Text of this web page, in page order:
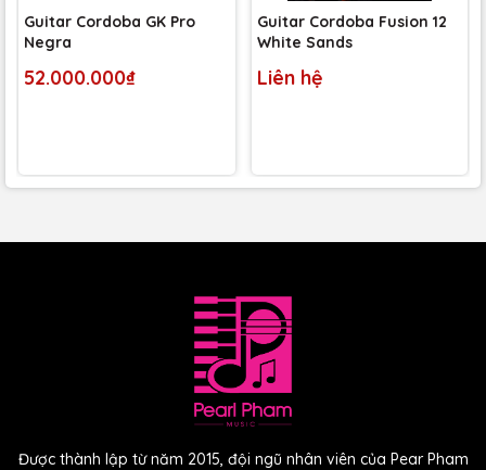
được phát triển kết hợp với cơ thể rỗng đầy đủ cho âm
lượng và độ nhạy cao, tạo nên nền tảng âm thanh vững
để dễ dàng tùy chỉnh âm sắc tùy theo sở thích của người
đến sự cách mạng trong âm thanh và cảm nhận.
Guitar Cordoba GK Pro
Negra
52.000.000₫
Guitar Cordoba Fusion 12
White Sands
Liên hệ
Được thành lập từ năm 2015, đội ngũ nhân viên của Pear Pham